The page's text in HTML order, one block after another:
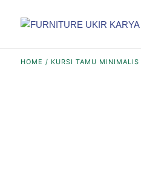
HOME / KURSI TAMU MINIMALIS